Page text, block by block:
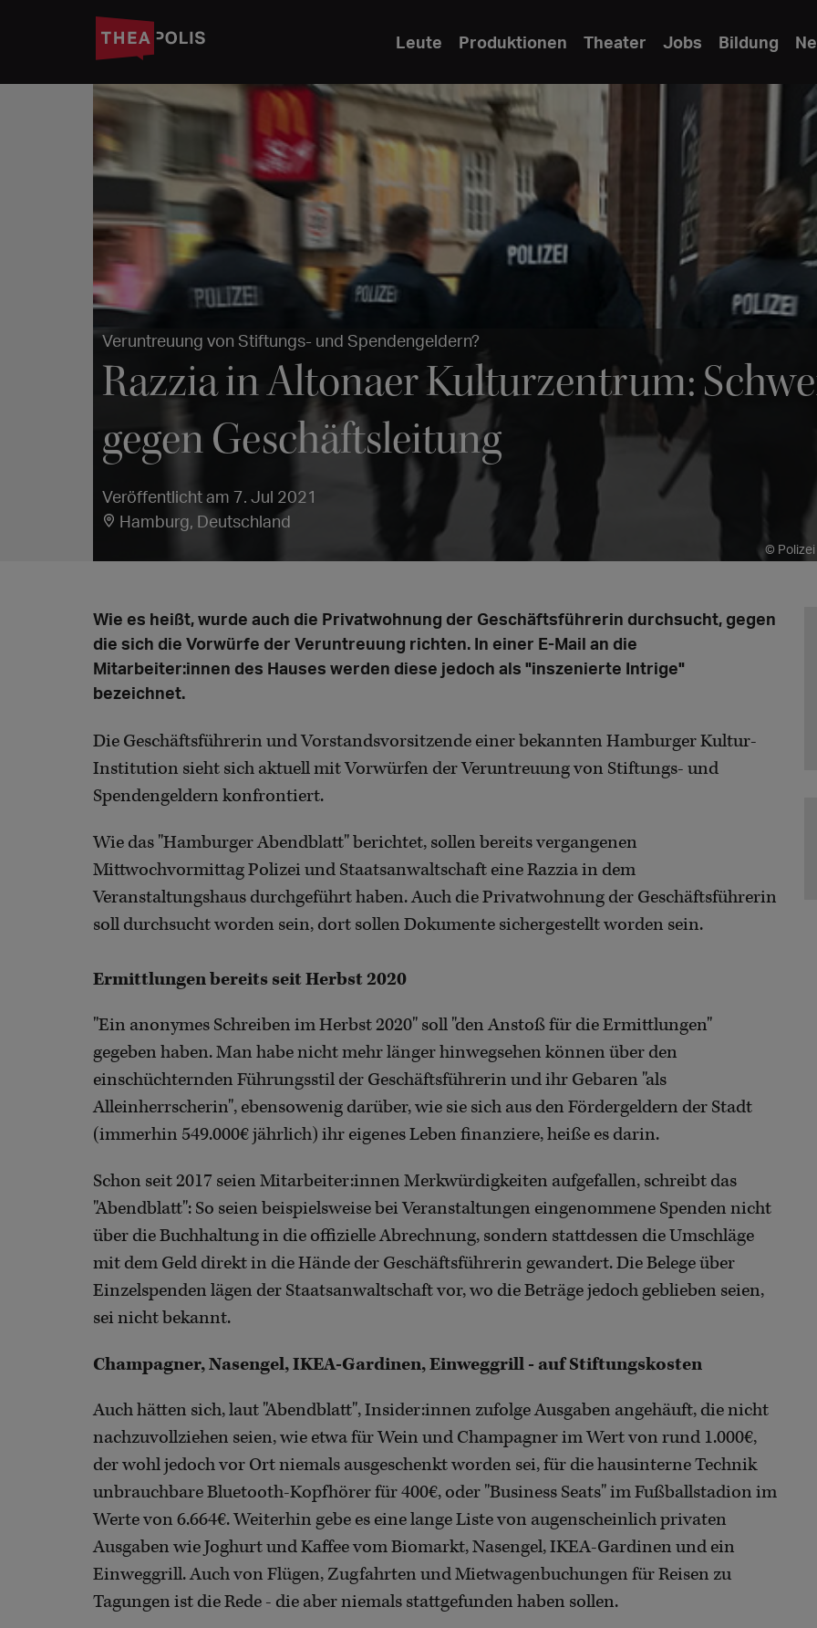
Leute Produktionen Theater Jobs Bildung
Veruntreuung von Stiftungs- und Spendengeldern?
Razzia in Altonaer Kulturzentrum:
gegen Geschäftsleitung
Veröffentlicht am 7. Jul 2021
Hamburg, Deutschland
©
Wie es heißt, wurde auch die Privatwohnung der Geschäftsführerin durchsucht, gegen
die sich die Vorwürfe der Veruntreuung richten. In einer E-Mail an die
Mitarbeiter:innen des Hauses werden diese jedoch als "inszenierte Intrige"
bezeichnet.
Die Geschäftsführerin und Vorstandsvorsitzende einer bekannten Hamburger Kultur-
Institution sieht sich aktuell mit Vorwürfen der Veruntreuung von Stiftungs- und
Spendengeldern konfrontiert.
Wie das "Hamburger Abendblatt" berichtet, sollen bereits vergangenen
Mittwochvormittag Polizei und Staatsanwaltschaft eine Razzia in dem
Veranstaltungshaus durchgeführt haben. Auch die Privatwohnung der Geschäftsführerin
soll durchsucht worden sein, dort sollen Dokumente sichergestellt worden sein.
Ermittlungen bereits seit Herbst 2020
"Ein anonymes Schreiben im Herbst 2020" soll "den Anstoß für die Ermittlungen"
gegeben haben. Man habe nicht mehr länger hinwegsehen können über den
einschüchternden Führungsstil der Geschäftsführerin und ihr Gebaren "als
Alleinherrscherin", ebensowenig darüber, wie sie sich aus den Fördergeldern der Stadt
(immerhin 549.000€ jährlich) ihr eigenes Leben finanziere, heiße es darin.
Schon seit 2017 seien Mitarbeiter:innen Merkwürdigkeiten aufgefallen, schreibt das
"Abendblatt": So seien beispielsweise bei Veranstaltungen eingenommene Spenden nicht
über die Buchhaltung in die offizielle Abrechnung, sondern stattdessen die Umschläge
mit dem Geld direkt in die Hände der Geschäftsführerin gewandert. Die Belege über
Einzelspenden lägen der Staatsanwaltschaft vor, wo die Beträge jedoch geblieben seien,
sei nicht bekannt.
Champagner, Nasengel, IKEA-Gardinen, Einweggrill - auf Stiftungskosten
Auch hätten sich, laut "Abendblatt", Insider:innen zufolge Ausgaben angehäuft, die nicht
nachzuvollziehen seien, wie etwa für Wein und Champagner im Wert von rund 1.000€,
der wohl jedoch vor Ort niemals ausgeschenkt worden sei, für die hausinterne Technik
unbrauchbare Bluetooth-Kopfhörer für 400€, oder "Business Seats" im Fußballstadion im
Werte von 6.664€. Weiterhin gebe es eine lange Liste von augenscheinlich privaten
Ausgaben wie Joghurt und Kaffee vom Biomarkt, Nasengel, IKEA-Gardinen und ein
Einweggrill. Auch von Flügen, Zugfahrten und Mietwagenbuchungen für Reisen zu
Tagungen ist die Rede - die aber niemals stattgefunden haben sollen.